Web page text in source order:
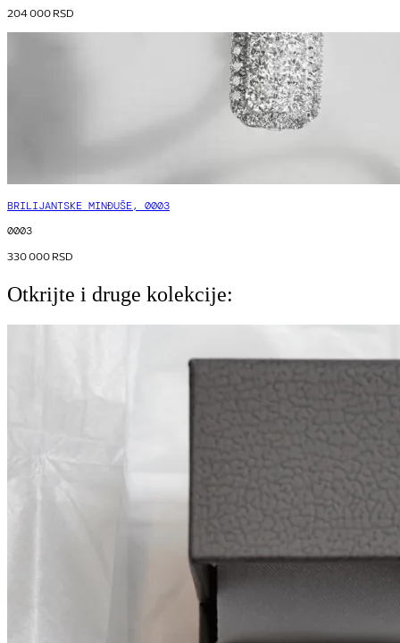
204 000RSD
BRILIJANTSKE MINĐUŠE, 0003
0003
330 000RSD
Otkrijte i druge kolekcije: